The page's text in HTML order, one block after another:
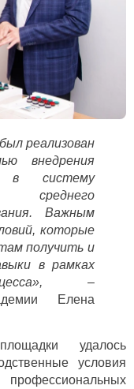
реализован
внедрения
в систему
среднего
Важным
которые
получить и
в рамках
», –
Елена
удалось
условия
профессиональных